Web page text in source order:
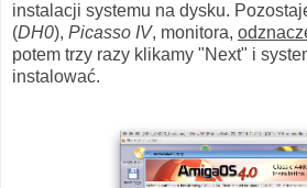
instalacji systemu na dysku.
(DH0), Picasso IV, monitora,
potem trzy razy klikamy "Next" i
instalować.